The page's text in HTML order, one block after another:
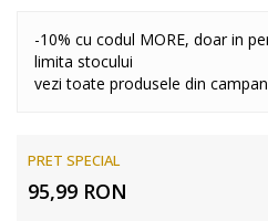
-10% cu codul MORE, doar in
limita stocului
vezi toate produsele din
PRET SPECIAL
95,99 RON